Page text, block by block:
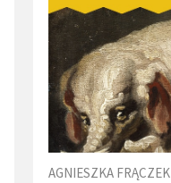
AGNIESZKA FRĄCZEK